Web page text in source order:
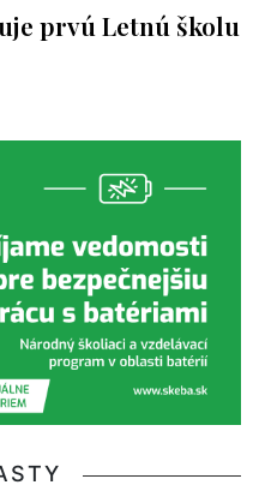
prvú Letnú školu